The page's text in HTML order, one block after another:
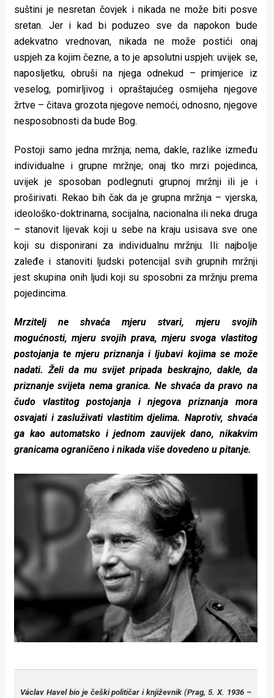
suštini je nesretan čovjek i nikada ne može biti posve
sretan. Jer i kad bi poduzeo sve da napokon bude
adekvatno vrednovan, nikada ne može postići onaj
uspjeh za kojim čezne, a to je apsolutni uspjeh: uvijek se,
naposljetku, obruši na njega odnekud – primjerice iz
veselog, pomirljivog i opraštajućeg osmijeha njegove
žrtve – čitava grozota njegove nemoći, odnosno, njegove
nesposobnosti da bude Bog.
Postoji samo jedna mržnja; nema, dakle, razlike između
individualne i grupne mržnje; onaj tko mrzi pojedinca,
uvijek je sposoban podlegnuti grupnoj mržnji ili je i
proširivati. Rekao bih čak da je grupna mržnja – vjerska,
ideološko-doktrinarna, socijalna, nacionalna ili neka druga
– stanovit lijevak koji u sebe na kraju usisava sve one
koji su disponirani za individualnu mržnju. Ili: najbolje
zaleđe i stanoviti ljudski potencijal svih grupnih mržnji
jest skupina onih ljudi koji su sposobni za mržnju prema
pojedincima.
Mrzitelj ne shvaća mjeru stvari, mjeru svojih
mogućnosti, mjeru svojih prava, mjeru svoga vlastitog
postojanja te mjeru priznanja i ljubavi kojima se može
nadati. Želi da mu svijet pripada beskrajno, dakle, da
priznanje svijeta nema granica. Ne shvaća da pravo na
čudo vlastitog postojanja i njegova priznanja mora
osvajati i zasluživati vlastitim djelima. Naprotiv, shvaća
ga kao automatsko i jednom zauvijek dano, nikakvim
granicama ograničeno i nikada više dovedeno u pitanje.
Václav Havel bio je češki političar i književnik (Prag, 5. X. 1936 –